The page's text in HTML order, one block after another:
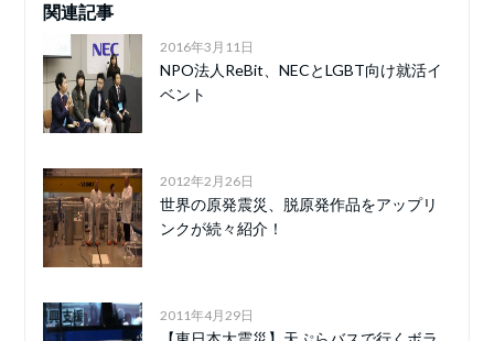
関連記事
2016年3月11日
NPO法人ReBit、NECとLGBT向け就活イ
ベント
2012年2月26日
世界の原発震災、脱原発作品をアップリ
ンクが続々紹介！
2011年4月29日